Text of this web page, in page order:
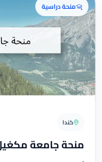
منحة دراسية
كندا
منحة جامعة